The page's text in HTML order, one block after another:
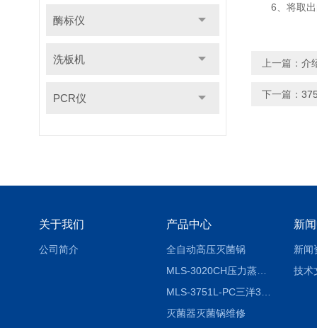
酶标仪
洗板机
PCR仪
6、将取出
上一篇： 介
下一篇：
关于我们
公司简介
产品中心
全自动高压灭菌锅
MLS-3020CH压力蒸汽灭菌器
灭菌器灭菌锅维修
新
新闻
技术